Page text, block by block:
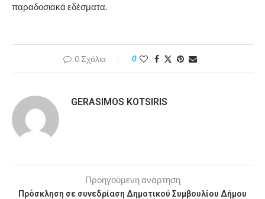
παραδοσιακά εδέσματα.
0 Σχόλια 0
GERASIMOS KOTSIRIS
Προηγούμενη ανάρτηση
Πρόσκληση σε συνεδρίαση Δημοτικού Συμβουλίου Δήμου